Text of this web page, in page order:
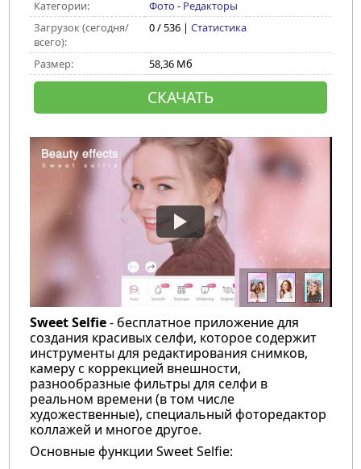
Категории:
Фото - Редакторы
Загрузок (сегодня/
всего):
0 / 536 | Статистика
Размер: 58,36 Мб
СКАЧАТЬ
Sweet Selfie- бесплатное приложение для
создания красивых селфи, которое содержит
инструменты для редактирования снимков,
камеру с коррекцией внешности,
разнообразные фильтры для селфи в
реальном времени (в том числе
художественные), специальный фоторедактор
коллажей и многое другое.
Основные функции Sweet Selfie: